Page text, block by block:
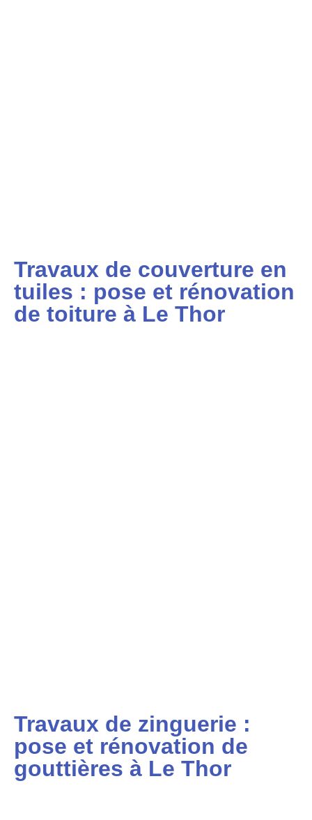
Travaux de couverture en
tuiles : pose et rénovation
de toiture à Le Thor
Travaux de zinguerie :
pose et rénovation de
gouttières à Le Thor